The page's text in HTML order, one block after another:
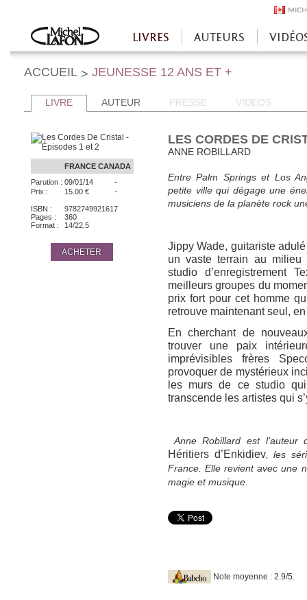
Accueil
LIVRES AUTEURS
ACCUEIL > JEUNESSE 12 ANS ET +
LIVRE AUTEUR PRESSE VIDEOS
FRANCE CANADA
Parution : 09/01/14 -
Prix : 15.00 € -
ISBN :
9782749921617
Pages :
360
Format :
14/22,5
ACHETER
LES CORDES DE
ANNE ROBILLARD
Entre Palm Springs et Los
petite ville qui dégage une
musiciens de la planète rock
Jippy Wade, guitariste
un vaste terrain au
studio d’enregistrement
meilleurs groupes du
prix fort pour cet homme
retrouve maintenant seul,
En cherchant de
trouver une paix
imprévisibles frères
provoquer de mystérieux
les murs de ce studio
transcende les artistes qui
Anne Robillard est l’auteur
Héritiers d’Enkidiev, les
France. Elle revient avec une
magie et musique.
Note moyenne : 2.9/5.